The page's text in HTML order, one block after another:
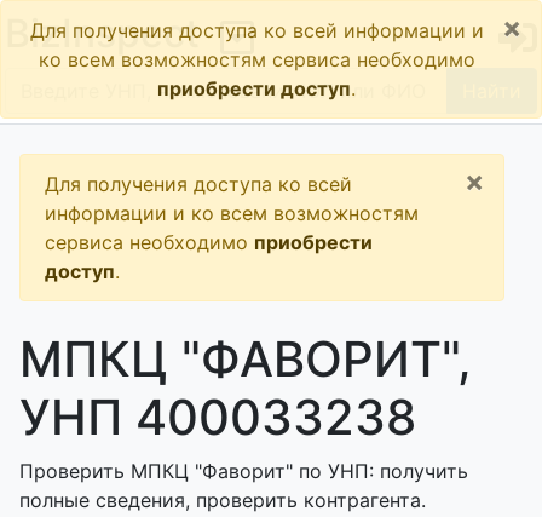
BizInspect
Для получения доступа ко всей информации и
ко всем возможностям сервиса необходимо
приобрести доступ.
×
Для получения доступа ко всей
информации и ко всем возможностям
сервиса необходимо приобрести
доступ.
×
МПКЦ "ФАВОРИТ",
УНП 400033238
Проверить МПКЦ "Фаворит" по УНП: получить
полные сведения, проверить контрагента.